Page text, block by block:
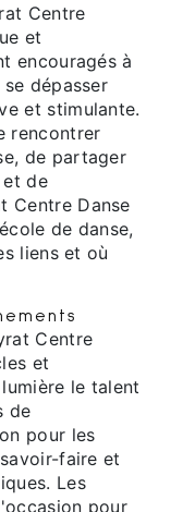
Centre
et
encouragés à
dépasser
et stimulante.
rencontrer
de partager
de
Centre Danse
de danse,
liens et où
Centre
et
le talent
de
pour les
faire et
Les
pour